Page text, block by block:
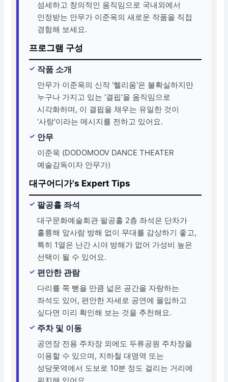
섬세하고 창의적인 움직임으로 국내외에서
인정받는 안무가 이준욱의 새로운 작품을 직접
경험해 보세요.
프로그램 구성
작품 소개
안무가 이준욱의 신작 '헬리움'은 불확실하지만
누구나 가지고 있는 '결핍'을 움직임으로
시각화하며, 이 결핍을 채우는 유일한 것이
'사랑'이라는 메시지를 전하고 있어요.
안무
이준욱 (DODOMOOV DANCE THEATER
예술감독이자 안무가)
대구어디가's Expert Tips
팔공홀 좌석
대구문화예술회관 팔공홀 2층 좌석은 단차가
훌륭해 앞사람 방해 없이 무대를 감상하기 좋고,
특히 1열은 난간 시야 방해가 없어 가성비 높은
선택이 될 수 있어요.
편안한 관람
다리를 쭉 뻗을 만큼 넓은 공간을 자랑하는
좌석도 있어, 편안한 자세로 공연에 몰입하고
싶다면 미리 확인해 보는 것을 추천해요.
주차 및 이동
공연장 전용 주차장 외에도 두류공원 주차장을
이용할 수 있으며, 지하철 대명역 또는
성당못역에서 도보로 10분 정도 걸리는 거리에